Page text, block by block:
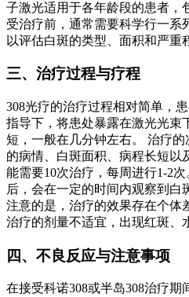
子激光适用于各年龄段的患者，
受治疗前，通常需要科学行一系
以评估白斑的类型、面积和严重
三、治疗过程与疗程
308光疗的治疗过程相对简单，
指导下，将患处暴露在激光光束
短，一般在几分钟左右。 治疗
的病情、白斑面积、病程长短以
能需要10次治疗，每周进行1-2
后，会在一定的时间内观察到白
注意的是，治疗的效果存在个体
治疗的剂量不适宜，出现红斑、
四、不良反应与注意事项
在接受科诺308或半岛308治疗